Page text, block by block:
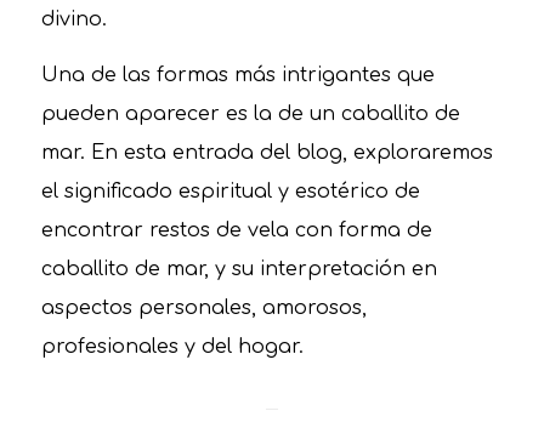
divino.
Una de las formas más intrigantes que
pueden aparecer es la de un caballito de
mar. En esta entrada del blog, exploraremos
el significado espiritual y esotérico de
encontrar restos de vela con forma de
caballito de mar, y su interpretación en
aspectos personales, amorosos,
profesionales y del hogar.